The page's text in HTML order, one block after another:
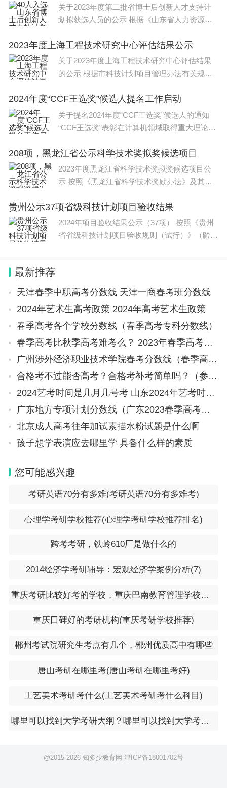
签约仪式
活动现场举行了项目签约仪式。孔祥增代表学校
订“万星启智——万名孤独症儿童脑机诊疗康复公益
项目”合作协议，三方将依托前沿脑机智能技术，深
用，以数字科技赋能特殊儿童康复事业，释放约1亿
元公益价值。福建农林大学人工智能学院祁君教授代
表学校与中国电信福建分公司、厦门裕津得人工智能
科技有限公司签订“福农智摘、扬帆出海——‘福小
灵’采摘机器人新质生产力全球推广合作项目”合作协
议，将发挥各方优势，依托全球化产业运营渠道与校
化落地、国际化推广，为现代农业高质量发展注入数
字新动能。
参观学院自主研发产品
签约仪式后，与会领导嘉宾参观了人工智能学院
系列自主研发产品，近距离了解学校在农林智能装
备、脑机智能、农业大数据等方向的科创成果。
在人工智能创新论坛上，与会专家学者聚焦农林
人工智能前沿趋势、技术攻关难点、产教融合路径与
成果转化应用展开深度研讨，分享前沿科研成果，共
同探索AI赋能农林、民生领域创新发展新路径。
李洪文受邀作专题报告，结合自身长期深耕农业
机械领域的研究经验与科研积淀，围绕农林人工智能
景，为在场师生、行业嘉宾带来了兼具专业性与实践
性的深度解读。周济作了题为“When AI Meets Plant
tures to Transform Plant Biology into Dynamic Asse
ssment for Crop Improvement”的专题报告，陈宏铭
法，胡瑾围绕作物表型?生理?环境?基因监测与智能
分析体系构建开展交流，孔祥增分享了具身智能机器
同介绍了智慧农业最新研究进展，福建农林大学科研
骨干祁君、杨长才、谢玉婷先后分享了智能传感在医
术及机器人研发关键技术。
关于2023年度第二批省博士后创新人才支持计
划拟获选人员的公示 根据《山东省人力资源和
2023年度上海工程技术研究中心评估结果公示
关于2023年度上海工程技术研究中心评估结果
的公示 根据市科技计划项目管理办法有关规
2024年度“CCF王选奖”候选人提名工作启动
关于提名2024年度“CCF王选奖”候选人的通知
“CCF王选奖”表彰在计算机领域取得重大理论、
208项，黑龙江省公示科学技术奖拟奖候选项目
2023年度黑龙江省科学技术奖拟奖候选项目公
示 按照《黑龙江省科学技术奖励办法》及其实
贵州公示37项省级科技计划项目验收结果
2024年项目验收结果公示（37项） 按照《贵州
省省级科技计划项目验收规则（试行）》（黔科
最新推荐
天津春季中职高考分数线 天津一商春考班分数线
2024年艺术生高考政策 2024年高考艺术生政策
春季高考各个学校分数线（春季高考专科分数线）
春季高考比秋季高考难考么？ 2023年春季高考专科分数线
广州涉外经济职业技术学院春考分数线（春季高考200分可以报哪所学校？）
合格考不过能否高考？合格考补考简单吗？（参考）
2024艺考时间是几月几号考 山东2024年艺考时间表
广东地方专项计划分数线（广东2023春季高考补录分数线）
北京成人高考往年加试素描水粉试题是什么啊
孩子想学表演应去哪里学 具备什么样的素质
您可能感兴趣
考研英语70分有多难(考研英语70分有多难考)
心理学考研学校推荐(心理学考研学校推荐排名)
跨考考研，铁岭610厂是做什么的
2014经济学考研辅导：宏观经济学案例分析(7)
重庆考研比较好考的学校，重庆巴南教育管理学校官网
重庆口碑好的考研机构(重庆考研学校推荐)
郴州考试院研究生考点有几个，郴州优质高中有哪些
唐山考研在哪里考(唐山考研在哪里考好)
工艺美术考研考什么(工艺美术考研考什么科目)
哪里可以找到大学考研大纲？哪里可以找到大学考研大纲答案
@2015-2026 知多少教育网 津ICP备18001702号